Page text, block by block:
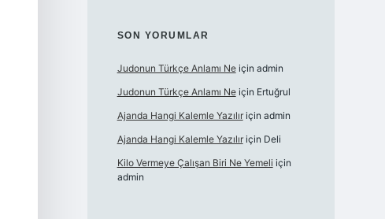
SON YORUMLAR
Judonun Türkçe Anlamı Neiçin admin
Judonun Türkçe Anlamı Neiçin Ertuğrul
Ajanda Hangi Kalemle Yazılıriçin admin
Ajanda Hangi Kalemle Yazılıriçin Deli
Kilo Vermeye Çalışan Biri Ne Yemeli için
admin